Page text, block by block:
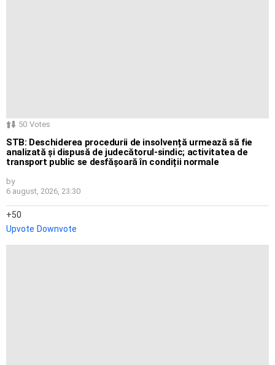
50 Votes
STB: Deschiderea procedurii de insolvență urmează să fie
analizată și dispusă de judecătorul-sindic; activitatea de
transport public se desfășoară în condiții normale
by
6 august, 2026, 23:30
50
Upvote Downvote